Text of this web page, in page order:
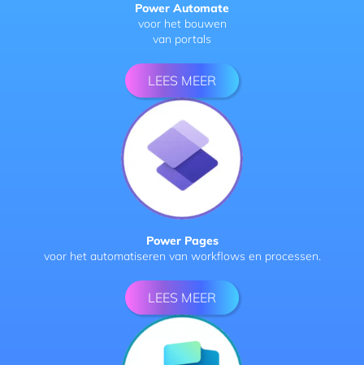
Power Automate
voor het bouwen
van portals
LEES MEER
Power Pages
voor het automatiseren van workflows en processen.
LEES MEER